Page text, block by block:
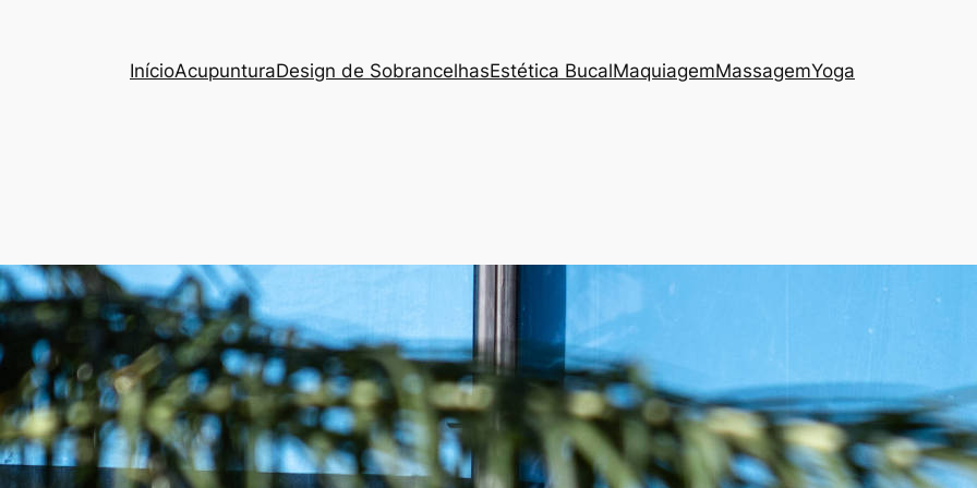
InícioAcupunturaDesign de SobrancelhasEstética BucalMaquiagemMassagemYoga